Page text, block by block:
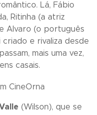
Lá, Fábio
Ritinha (a atriz
Alvaro (o português
criado e rivaliza desde
mais uma vez,
casais.
(Wilson), que se